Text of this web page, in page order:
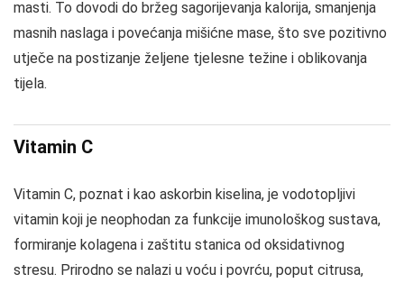
masti. To dovodi do bržeg sagorijevanja kalorija, smanjenja
masnih naslaga i povećanja mišićne mase, što sve pozitivno
utječe na postizanje željene tjelesne težine i oblikovanja
tijela.
Vitamin C
Vitamin C, poznat i kao askorbin kiselina, je vodotopljivi
vitamin koji je neophodan za funkcije imunološkog sustava,
formiranje kolagena i zaštitu stanica od oksidativnog
stresu. Prirodno se nalazi u voću i povrću, poput citrusa,